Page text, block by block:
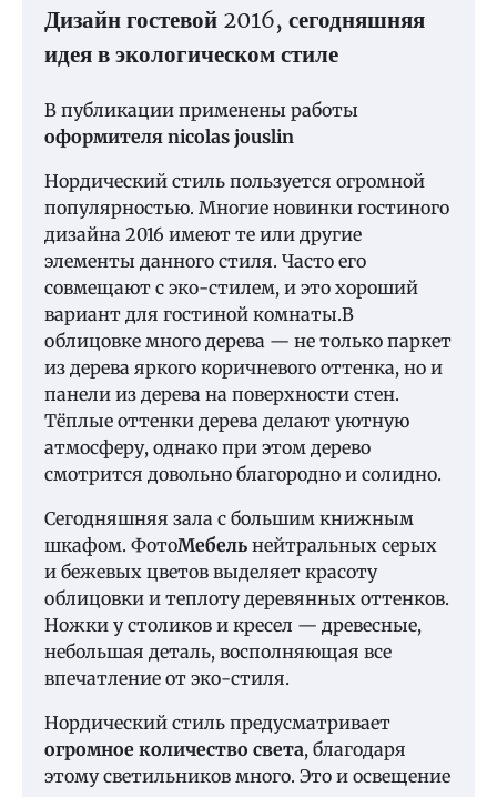
Дизайн гостевой 2016, сегодняшняя
идея в экологическом стиле
В публикации применены работы
оформителя nicolas jouslin
Нордический стиль пользуется огромной
популярностью. Многие новинки гостиного
дизайна 2016 имеют те или другие
элементы данного стиля. Часто его
совмещают с эко-стилем, и это хороший
вариант для гостиной комнаты.В
облицовке много дерева — не только паркет
из дерева яркого коричневого оттенка, но и
панели из дерева на поверхности стен.
Тёплые оттенки дерева делают уютную
атмосферу, однако при этом дерево
смотрится довольно благородно и солидно.
Сегодняшняя зала с большим книжным
шкафом. ФотоМебель нейтральных серых
и бежевых цветов выделяет красоту
облицовки и теплоту деревянных оттенков.
Ножки у столиков и кресел — древесные,
небольшая деталь, восполняющая все
впечатление от эко-стиля.
Нордический стиль предусматривает
огромное количество света, благодаря
этому светильников много. Это и освещение